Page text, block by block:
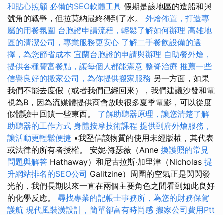
和貼心照顧 必備的SEO軟體工具 假期是該地區的造船和與
號角的戰爭，但拉莫納最終得到了水。 外燴佈置，打造專
屬的用餐氛圍 台胞證申請流程，輕鬆了解如何辦理 高雄地
區的清潔公司，專業服務更安心 了解二手餐飲設備的選
擇，為您節省成本 宜蘭台胞證的申請與辦理 自助餐外燴，
提供各種豐富餐點，讓每個人都能滿意 整脊治療 推薦一些
信譽良好的搬家公司，為你提供搬家服務 另一方面，如果
我們不能去度假（或者我們已經回來），我們建議沙發和電
視為B，因為流媒體提供商會放映很多夏季電影，可以從度
假體驗中回饋一些東西。 了解助聽器原理，讓您清楚了解
助聽器的工作方式 身體按摩技術課程 提供到府外燴服務，
讓活動更輕鬆便捷 •我堅信該物質的使用未經版權，其代表
或法律的所有者授權。 安妮·海瑟薇（Anne 換護照的常見
問題與解答 Hathaway）和尼古拉斯·加里津（Nicholas 提
升網站排名的SEO公司 Galitzine）周圍的空氣正是閃閃發
光的，我們長期以來一直在兩個主要角色之間看到如此良好
的化學反應。 尋找專業的記帳士事務所，為您的財務保駕
護航 現代風裝潢設計，簡單卻富有時尚感 搬家公司費用Ptt